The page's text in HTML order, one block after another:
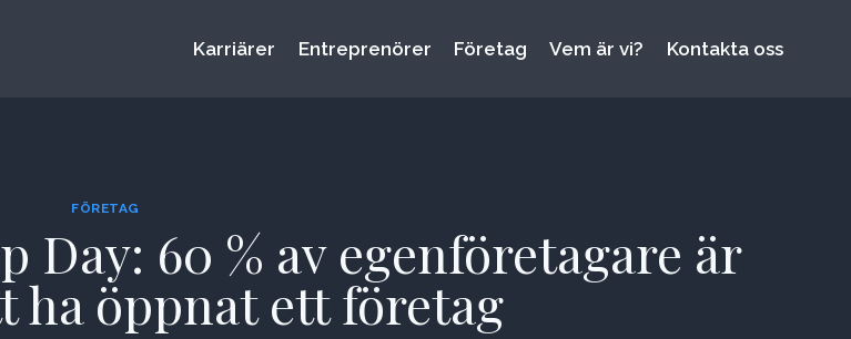
Karriärer Entreprenörer Företag Vem är vi? Kontakta oss
FÖRETAG
60 % av egenföretagare är
ha öppnat ett företag